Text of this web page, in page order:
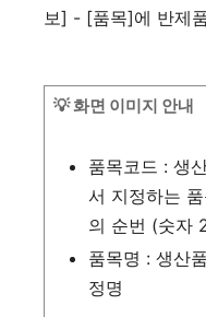
보] - [품목]에 반제
💡 화면 이미지 안내
품목코드 : 생
서 지정하는
의 순번 (숫자
품목명 : 생산
정명